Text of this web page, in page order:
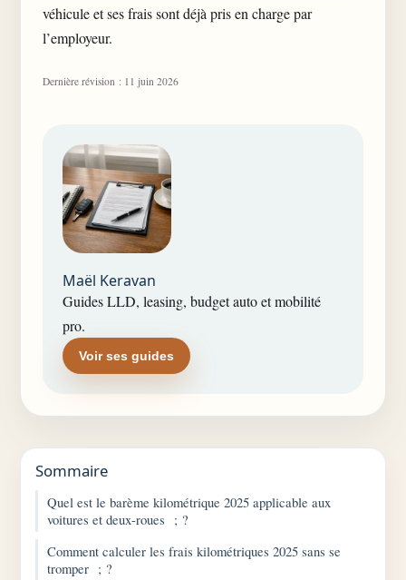
véhicule et ses frais sont déjà pris en charge par
l’employeur.
Dernière révision : 11 juin 2026
Maël Keravan
Guides LLD, leasing, budget auto et mobilité
pro.
Voir ses guides
Sommaire
Quel est le barème kilométrique 2025 applicable aux
voitures et deux-roues ; ?
Comment calculer les frais kilométriques 2025 sans se
tromper ; ?